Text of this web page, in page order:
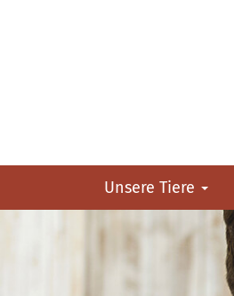
Unsere Tiere